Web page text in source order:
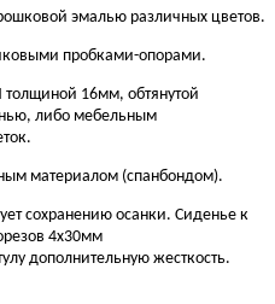
эмалью различных цветов.
пробками-опорами.
16мм, обтянутой
либо мебельным
материалом (спанбондом).
сохранению осанки. Сиденье к
4х30мм
дополнительную жесткость.